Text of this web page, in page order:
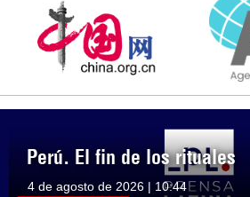
Perú. El fin de los rituales
4 de agosto de 2026 | 10:44